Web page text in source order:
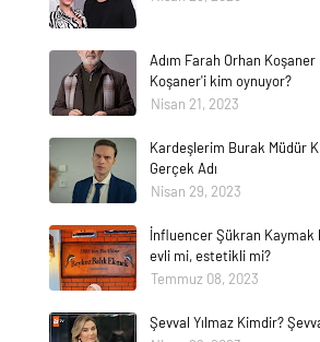
Adım Farah Orhan
Koşaner'i kim oynuyor?
Nisan 21, 2023
Kardeşlerim Burak Müdür
Gerçek Adı
Nisan 29, 2023
İnfluencer Şükran
evli mi, estetikli mi?
Temmuz 08, 2023
Şevval Yılmaz Kimdir?